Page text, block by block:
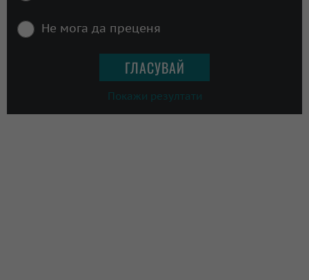
Не мога да преценя
Покажи резултати